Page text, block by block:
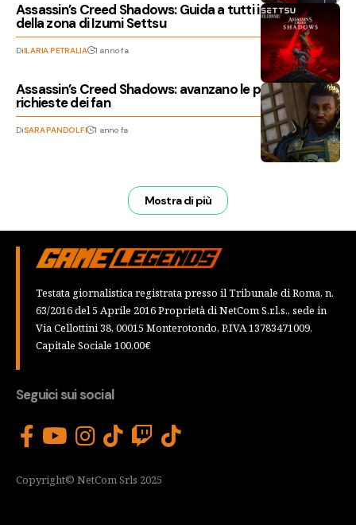
Assassin’s Creed Shadows: Guida a tutti i collezionabili
della zona di Izumi Settsu
DiILARIA PETRALIA 1 anno fa
Assassin’s Creed Shadows: avanzano le prime
richieste dei fan
DiSARA PANDOLFI 1 anno fa
Mostra di più
Testata giornalistica registrata presso il Tribunale di Roma, n.
63/2016 del 5 Aprile 2016 Proprietà di NetCom S.r.l.s., sede in
Via Cellottini 38, 00015 Monterotondo, P.IVA 13783471009,
Capitale Sociale 100,00€
Seguici sui social
Copyright© NetCom Srls 2025